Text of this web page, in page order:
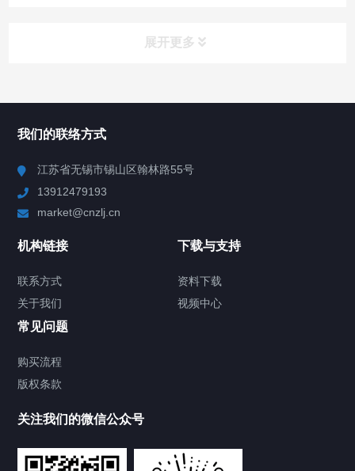
展开更多
Chiller高精度制冷循环器
TCU温度控制单元
Chiller气体控温系统
我们的联络方式
江苏省无锡市锡山区翰林路55号
13912479193
market@cnzlj.cn
机构链接
联系方式
关于我们
下载与支持
资料下载
视频中心
常见问题
购买流程
版权条款
关注我们的微信公众号